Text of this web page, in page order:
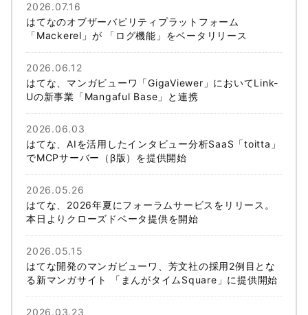
2026.07.16
はてなのオブザーバビリティプラットフォーム
「Mackerel」が 「ログ機能」をベータリリース
2026.06.12
はてな、マンガビューワ「GigaViewer」においてLink-
Uの新事業「Mangaful Base」と連携
2026.06.03
はてな、AIを活用したインタビュー分析SaaS「toitta」
でMCPサーバー（β版）を提供開始
2026.05.26
はてな、2026年夏にフォーラムサービスをリリース。
本日よりクローズドベータ提供を開始
2026.05.15
はてな開発のマンガビューワ、芳文社の採用2例目とな
る新マンガサイト 「まんがタイムSquare」に提供開始
2026.03.23